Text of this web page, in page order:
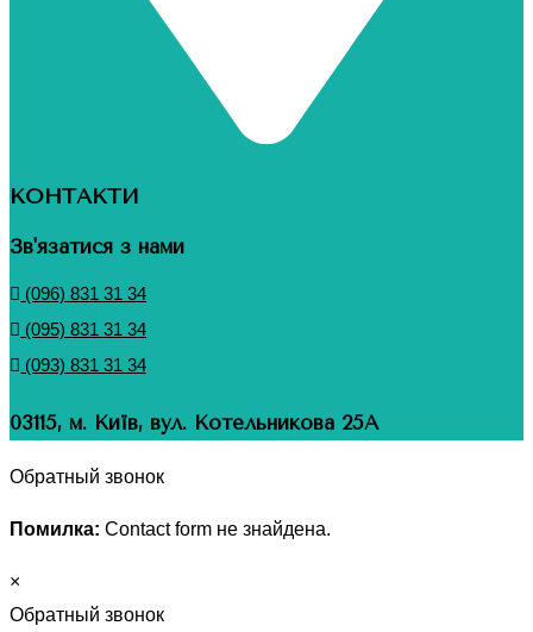
КОНТАКТИ
Зв'язатися з нами
(096) 831 31 34
(095) 831 31 34
(093) 831 31 34
03115, м. Київ, вул. Котельникова 25А
Обратный звонок
Помилка: Contact form не знайдена.
×
Обратный звонок